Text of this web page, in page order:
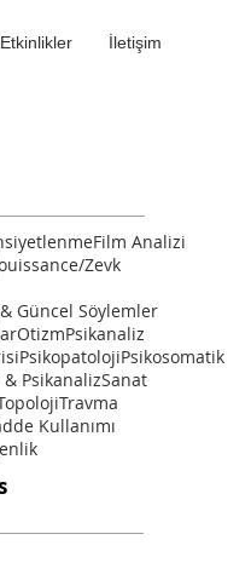
İletişim
Film Analizi
Zevk
& Güncel Söylemler
OtizmPsikanaliz
PsikopatolojiPsikosomatik
PsikanalizSanat
Travma
Kullanımı